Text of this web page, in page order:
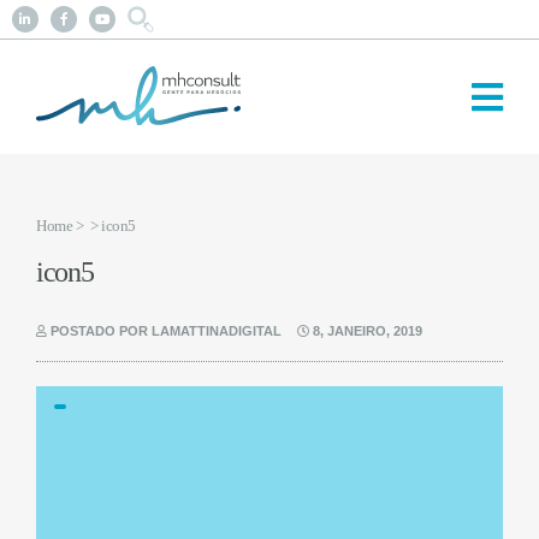
Home > > icon5
icon5
POSTADO POR LAMATTINADIGITAL 8, JANEIRO, 2019